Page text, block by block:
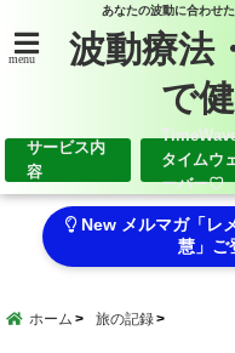
あなたの波動に合わせ
menu
波動療法
で
サービス内
容
タイムウ
ーバー♡
New メルマガ「レ
慧」ご
ホーム 旅の記録